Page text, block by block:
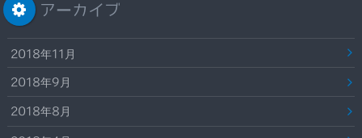
アーカイブ
2018年11月
2018年9月
2018年8月